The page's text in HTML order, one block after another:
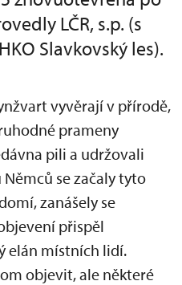
LČR, s.p. (s
Slavkovský les).
vyvěrají v přírodě,
prameny
pili a udržovali
se začaly tyto
zanášely se
přispěl
elán místních lidí.
objevit, ale některé